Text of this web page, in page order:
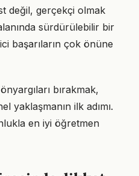
değil, gerçekçi olmak
sürdürülebilir bir
başarıların çok önüne
bırakmak,
yaklaşmanın ilk adımı.
en iyi öğretmen